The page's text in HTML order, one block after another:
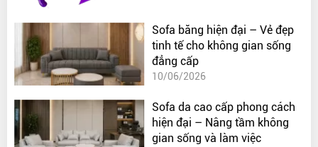
Sofa băng hiện đại – Vẻ đẹp
tinh tế cho không gian sống
đẳng cấp
10/06/2026
Sofa da cao cấp phong cách
hiện đại – Nâng tầm không
gian sống và làm việc